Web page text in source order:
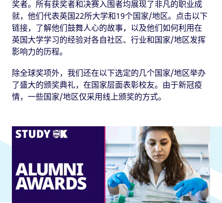
奖者。所有获奖者和决赛入围者均展现了非凡的职业成
就，他们代表英国22所大学和19个国家/地区。点击以下
链接，了解他们鼓舞人心的故事，以及他们如何利用在
英国大学学习的经验对各自社区、行业和国家/地区发挥
影响力的历程。
除全球奖项外，我们还在以下选定的几个国家/地区举办
了盛大的颁奖典礼，在国家层面表彰校友。由于新冠疫
情，一些国家/地区仅采用线上颁奖的方式。